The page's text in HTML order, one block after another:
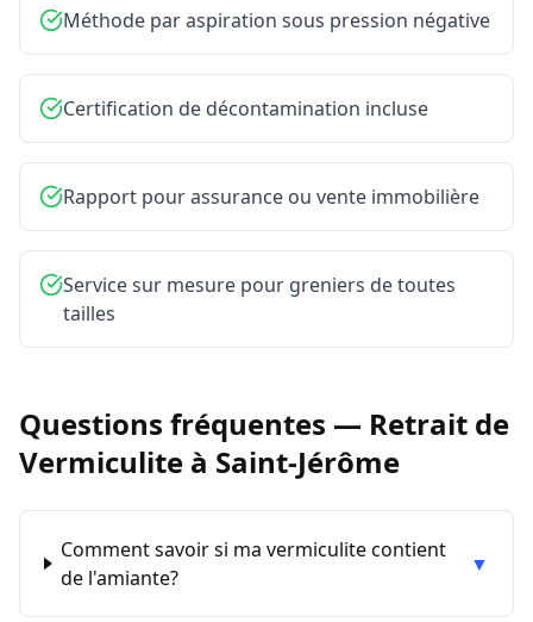
Méthode par aspiration sous pression négative
Certification de décontamination incluse
Rapport pour assurance ou vente immobilière
Service sur mesure pour greniers de toutes
tailles
Questions fréquentes — Retrait de
Vermiculite à Saint-Jérôme
Comment savoir si ma vermiculite contient
de l'amiante?
▼